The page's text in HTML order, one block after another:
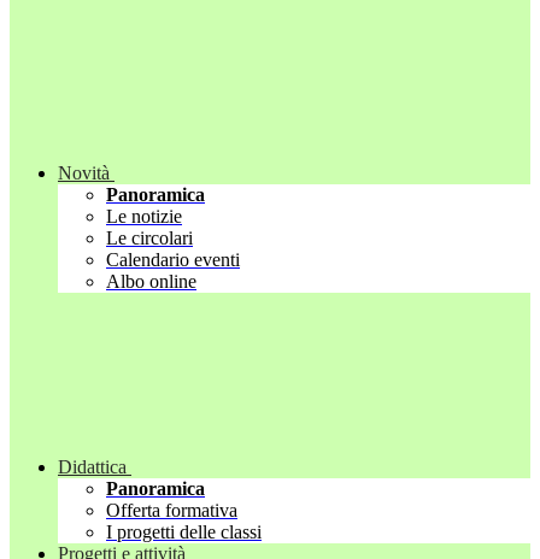
Novità
Panoramica
Le notizie
Le circolari
Calendario eventi
Albo online
Didattica
Panoramica
Offerta formativa
I progetti delle classi
Progetti e attività